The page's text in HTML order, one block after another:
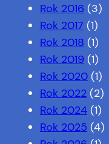
Rok 2016 (3)
Rok 2017 (1)
Rok 2018 (1)
Rok 2019(1)
Rok 2020(1)
Rok 2022(2)
Rok 2024(1)
Rok 2025 (4)